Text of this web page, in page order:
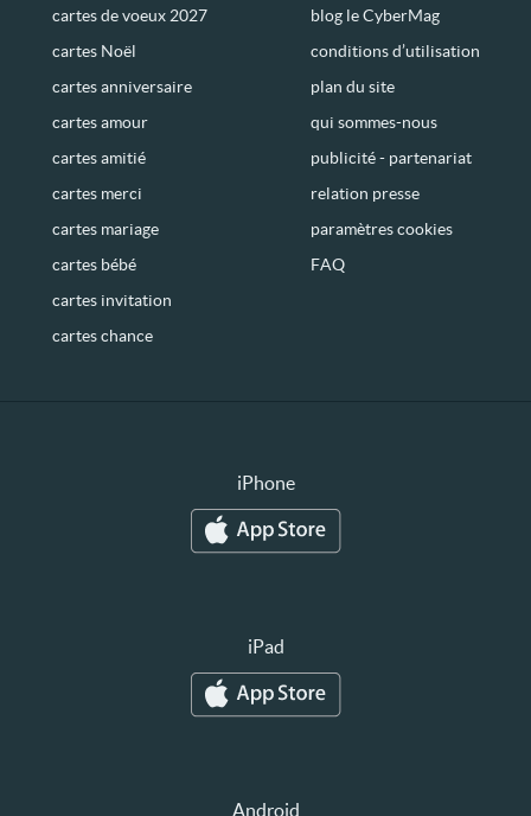
cartes de voeux 2027
cartes Noël
cartes anniversaire
cartes amour
cartes amitié
cartes merci
cartes mariage
cartes bébé
cartes invitation
cartes chance
blog le CyberMag
conditions d’utilisation
plan du site
qui sommes-nous
publicité - partenariat
relation presse
paramètres cookies
FAQ
iPhone
iPad
Android